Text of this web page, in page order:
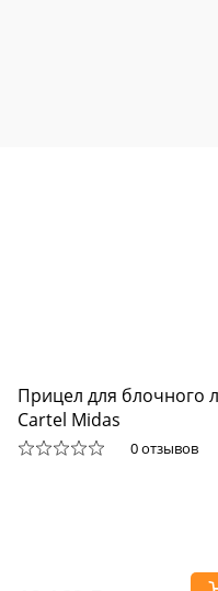
Прицел для блочного
Cartel Midas
0 отзывов